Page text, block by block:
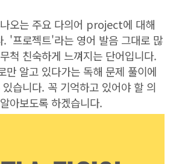
오는 주요 다의어 project에 대해
. '프로젝트'라는 영어 발음 그대로 많
척 친숙하게 느껴지는 단어입니다.
만 알고 있다가는 독해 문제 풀이에
습니다. 꼭 기억하고 있어야 할 의
아보도록 하겠습니다.